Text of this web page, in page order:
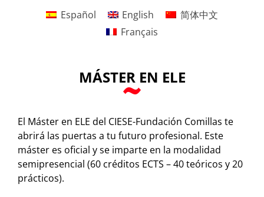
Español English
简体中文
Français
MÁSTER EN ELE
El Máster en ELE del CIESE-Fundación Comillas te
abrirá las puertas a tu futuro profesional. Este
máster es oficial y se imparte en la modalidad
semipresencial (60 créditos ECTS – 40 teóricos y 20
prácticos).